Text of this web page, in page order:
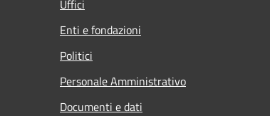
Uffici
Enti e fondazioni
Politici
Personale Amministrativo
Documenti e dati